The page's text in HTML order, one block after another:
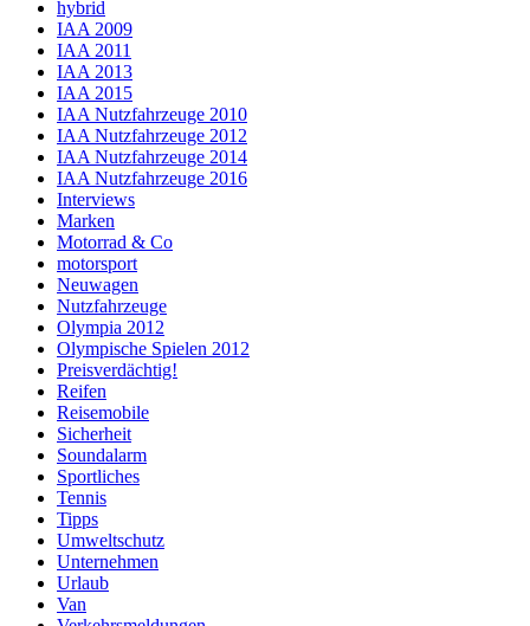
hybrid
IAA 2009
IAA 2011
IAA 2013
IAA 2015
IAA Nutzfahrzeuge 2010
IAA Nutzfahrzeuge 2012
IAA Nutzfahrzeuge 2014
IAA Nutzfahrzeuge 2016
Interviews
Marken
Motorrad & Co
motorsport
Neuwagen
Nutzfahrzeuge
Olympia 2012
Olympische Spielen 2012
Preisverdächtig!
Reifen
Reisemobile
Sicherheit
Soundalarm
Sportliches
Tennis
Tipps
Umweltschutz
Unternehmen
Urlaub
Van